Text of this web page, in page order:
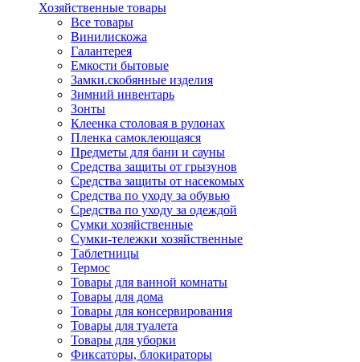
Хозяйственные товары
Все товары
Винилискожа
Галантерея
Емкости бытовые
Замки.скобянные изделия
Зимний инвентарь
Зонты
Клеенка столовая в рулонах
Пленка самоклеющаяся
Предметы для бани и сауны
Средства защиты от грызунов
Средства защиты от насекомых
Средства по уходу за обувью
Средства по уходу за одеждой
Сумки хозяйственные
Сумки-тележки хозяйственные
Таблетницы
Термос
Товары для ванной комнаты
Товары для дома
Товары для консервирования
Товары для туалета
Товары для уборки
Фиксаторы, блокираторы